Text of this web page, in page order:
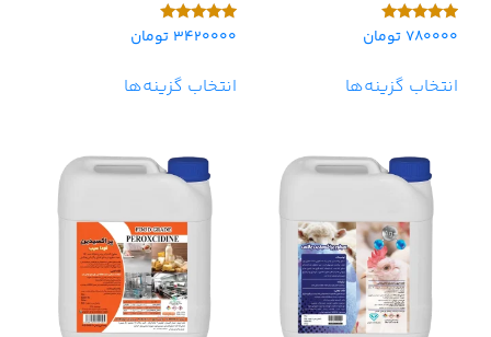
امتیاز
780000 تومان
انتخاب گزینه‌ها
امتیاز
3420000 تومان
انتخاب گزینه‌ها